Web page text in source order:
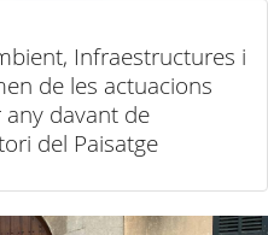
Infraestructures i
de les actuacions
davant de
del Paisatge